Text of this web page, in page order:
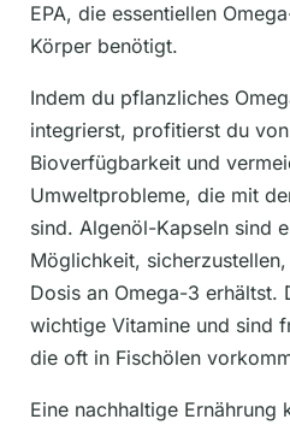
EPA, die essentiellen
Körper benötigt.
Indem du pflanzliches
integrierst, profitierst du
Bioverfügbarkeit und
Umweltprobleme, die mit
sind. Algenöl-Kapseln sind
Möglichkeit,
Dosis an Omega-3 erhältst.
wichtige Vitamine und sind
die oft in Fischölen
Eine nachhaltige Ernährung